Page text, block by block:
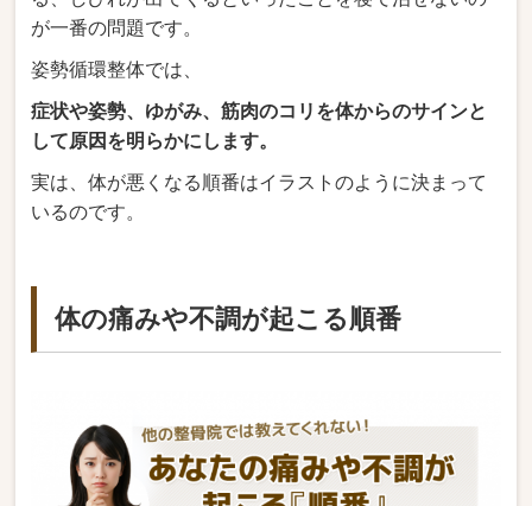
が一番の問題です。
姿勢循環整体では、
症状や姿勢、ゆがみ、筋肉のコリを体からのサインと
して原因を明らかにします。
実は、体が悪くなる順番はイラストのように決まって
いるのです。
体の痛みや不調が起こる順番